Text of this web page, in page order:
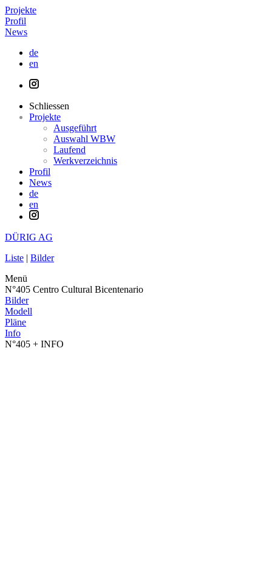
Projekte
Profil
News
de
en
Schliessen
Projekte
Ausgeführt
Auswahl WBW
Laufend
Werkverzeichnis
Profil
News
de
en
DÜRIG AG
Liste | Bilder
Menü
N°405 Centro Cultural Bicentenario
Bilder
Modell
Pläne
Info
N°405 + INFO